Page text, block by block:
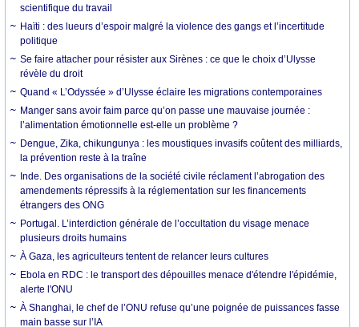
scientifique du travail
Haïti : des lueurs d’espoir malgré la violence des gangs et l’incertitude
politique
Se faire attacher pour résister aux Sirènes : ce que le choix d’Ulysse
révèle du droit
Quand « L’Odyssée » d’Ulysse éclaire les migrations contemporaines
Manger sans avoir faim parce qu’on passe une mauvaise journée :
l’alimentation émotionnelle est-elle un problème ?
Dengue, Zika, chikungunya : les moustiques invasifs coûtent des milliards,
la prévention reste à la traîne
Inde. Des organisations de la société civile réclament l’abrogation des
amendements répressifs à la réglementation sur les financements
étrangers des ONG
Portugal. L’interdiction générale de l’occultation du visage menace
plusieurs droits humains
À Gaza, les agriculteurs tentent de relancer leurs cultures
Ebola en RDC : le transport des dépouilles menace d'étendre l'épidémie,
alerte l'ONU
À Shanghai, le chef de l’ONU refuse qu’une poignée de puissances fasse
main basse sur l’IA